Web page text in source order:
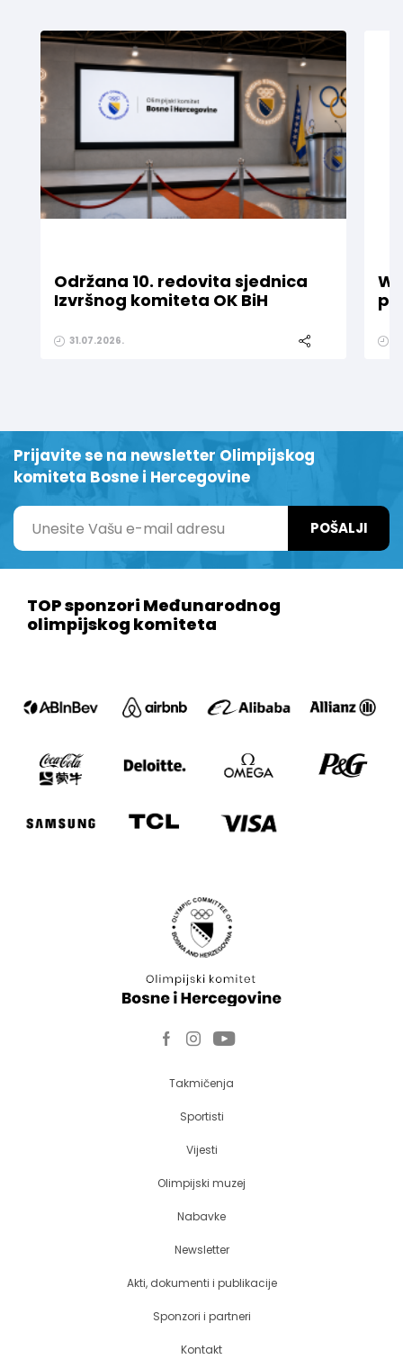
Održana 10. redovita sjednica
Izvršnog komiteta OK BiH
31.07.2026.
Prijavite se na newsletter Olimpijskog
komiteta Bosne i Hercegovine
POŠALJI
TOP sponzori Međunarodnog
olimpijskog komiteta
Takmičenja
Sportisti
Vijesti
Olimpijski muzej
Nabavke
Newsletter
Akti, dokumenti i publikacije
Sponzori i partneri
Kontakt